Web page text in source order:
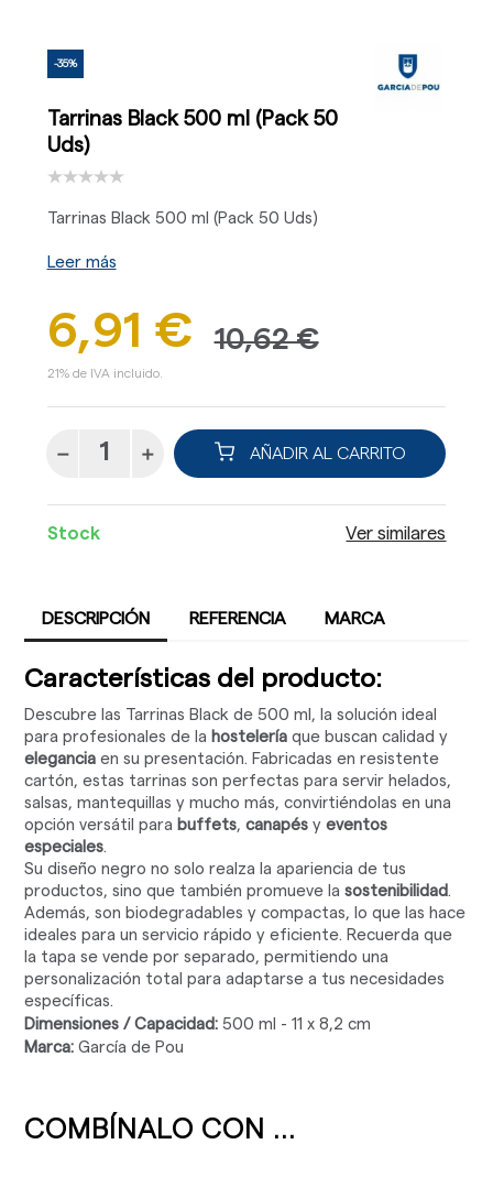
-35%
Tarrinas Black 500 ml (Pack 50
Uds)
Tarrinas Black 500 ml (Pack 50 Uds)
Leer más
6,91 € 10,62 €
21% de IVA incluido.
AÑADIR AL CARRITO
Stock Ver similares
DESCRIPCIÓN REFERENCIA MARCA
Características del producto:
Descubre las Tarrinas Black de 500 ml, la solución ideal
para profesionales de la hostelería que buscan calidad y
elegancia en su presentación. Fabricadas en resistente
cartón, estas tarrinas son perfectas para servir helados,
salsas, mantequillas y mucho más, convirtiéndolas en una
opción versátil para buffets,canapés yeventos
especiales.
Su diseño negro no solo realza la apariencia de tus
productos, sino que también promueve lasostenibilidad.
Además, son biodegradables y compactas, lo que las hace
ideales para un servicio rápido y eficiente. Recuerda que
la tapa se vende por separado, permitiendo una
personalización total para adaptarse a tus necesidades
específicas.
Dimensiones / Capacidad: 500 ml - 11 x 8,2 cm
Marca: García de Pou
COMBÍNALO CON ...